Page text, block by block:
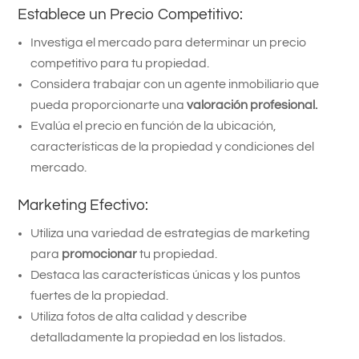
Establece un Precio Competitivo:
Investiga el mercado para determinar un precio
competitivo para tu propiedad.
Considera trabajar con un agente inmobiliario que
pueda proporcionarte unavaloración profesional.
Evalúa el precio en función de la ubicación,
características de la propiedad y condiciones del
mercado.
Marketing Efectivo:
Utiliza una variedad de estrategias de marketing
para promocionartu propiedad.
Destaca las características únicas y los puntos
fuertes de la propiedad.
Utiliza fotos de alta calidad y describe
detalladamente la propiedad en los listados.